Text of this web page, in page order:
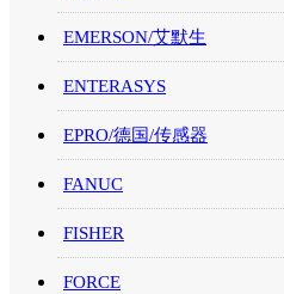
EMERSON/艾默生
ENTERASYS
EPRO/德国/传感器
FANUC
FISHER
FORCE